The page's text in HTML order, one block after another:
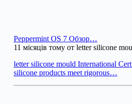
Peppermint OS 7 Обзор…
11 місяців тому от letter silicone
letter silicone mould International
silicone products meet rigorous…